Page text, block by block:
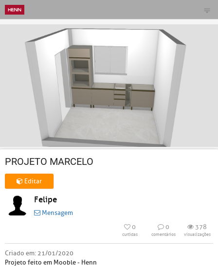
PROJETO MARCELO
Editar
Felipe
Mensagem
0
curtidas
0
comentários
378
visualizações
Criado em: 21/01/2020
Projeto feito em Mooble - Henn